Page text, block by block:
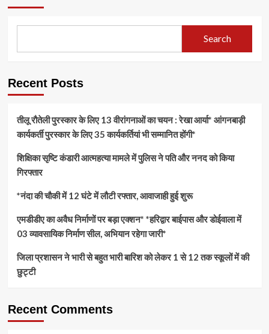
Search
Recent Posts
तीलू रौतेली पुरस्कार के लिए 13 वीरांगनाओं का चयन : रेखा आर्या* आंगनबाड़ी
कार्यकर्ती पुरस्कार के लिए 35 कार्यकर्तियां भी सम्मानित होंगी*
शिक्षिका सृष्टि कंडारी आत्महत्या मामले में पुलिस ने पति और ननद को किया
गिरफ्तार
*नंदा की चौकी में 12 घंटे में लौटी रफ्तार, आवाजाही हुई शुरू
एमडीडीए का अवैध निर्माणों पर बड़ा एक्शन* *हरिद्वार बाईपास और डोईवाला में
03 व्यावसायिक निर्माण सील, अभियान रहेगा जारी*
जिला प्रशासन ने भारी से बहुत भारी बारिश को लेकर 1 से 12 तक स्कूलों में की
छुट्टी
Recent Comments